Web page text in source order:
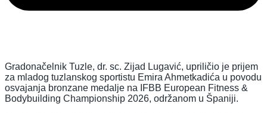
Gradonačelnik Tuzle, dr. sc. Zijad Lugavić, upriličio je prijem
za mladog tuzlanskog sportistu Emira Ahmetkadića u povodu
osvajanja bronzane medalje na IFBB European Fitness &
Bodybuilding Championship 2026, održanom u Španiji.